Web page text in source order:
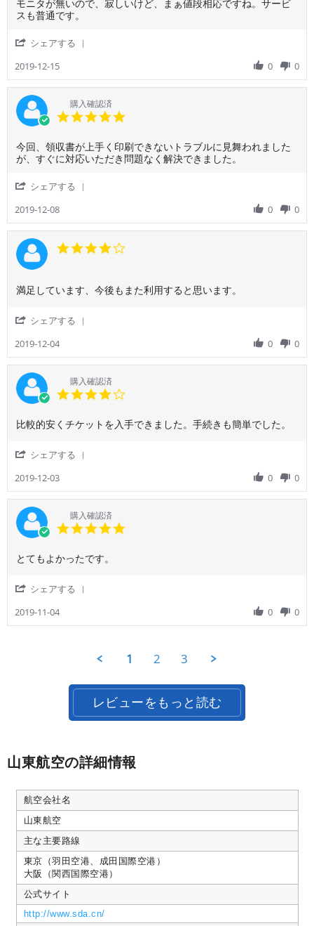
い
た
だ
い
ク
ル
ー
の
皆
に
感
謝。
良
い
on
by
利
用
者
様
on
15
Dec
2019
stating
段
相
応
で
す。
モニタが無いので、寂しいけど、まぁ値段相応ですね。サービ
スも普通です。
シェアする
by
ご
利
用
者
on
15
2019-12-15 0 0
購入確認済
Review
by
利
用
者
様
on
8
Dec
2019
review
stating
具
合
の
対
応
を
迅
速
し
い
た
き
ま
し
た
今回、領収書が上手く印刷できないトラブルに見舞われました
が、すぐに対応いただき問題なく解決できました。
シェアする
by
ご
利
用
on
2019-12-08 0 0
Review
ご
利
者
様
on
4
Dec
2019
review
満
足
て
い
ま
す。
満足しています、今後もまた利用すると思います。
シェアする
by
ご
利
用
者
on
2019-12-04 0 0
購入確認済
Review
ご
利
者
様
on
3
Dec
2019
review
比
較
安
く
チ
ケ
ッ
を
入
で
ま
し
比較的安くチケットを入手できました。手続きも簡単でした。
シェアする
by
ご
利
用
者
on
2019-12-03 0 0
購入確認済
Review
ご
利
者
様
review
と
て
よ
か
とてもよかったです。
シェアする
by
用
様
on
4
Nov
2019-11-04 0 0
1 2 3
レビューをもっと読む
山東航空の詳細情報
航空会社名
山東航空
主な主要路線
東京（羽田空港、成田国際空港）
大阪（関西国際空港）
公式サイト
http://www.sda.cn/